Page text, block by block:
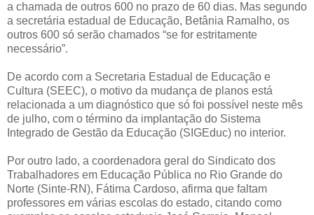
a chamada de outros 600 no prazo de 60 dias. Mas segundo
a secretária estadual de Educação, Betânia Ramalho, os
outros 600 só serão chamados “se for estritamente
necessário”.
De acordo com a Secretaria Estadual de Educação e
Cultura (SEEC), o motivo da mudança de planos está
relacionada a um diagnóstico que só foi possível neste mês
de julho, com o término da implantação do Sistema
Integrado de Gestão da Educação (SIGEduc) no interior.
Por outro lado, a coordenadora geral do Sindicato dos
Trabalhadores em Educação Pública no Rio Grande do
Norte (Sinte-RN), Fátima Cardoso, afirma que faltam
professores em várias escolas do estado, citando como